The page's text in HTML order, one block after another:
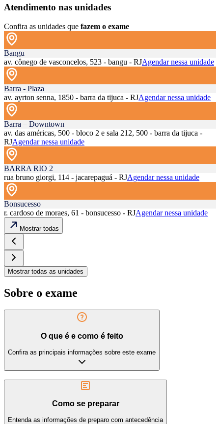
Atendimento nas unidades
Confira as unidades que fazem o exame
Bangu
av. cônego de vasconcelos, 523 - bangu - RJAgendar nessa unidade
Barra - Plaza
av. ayrton senna, 1850 - barra da tijuca - RJAgendar nessa unidade
Barra – Downtown
av. das américas, 500 - bloco 2 e sala 212, 500 - barra da tijuca -
RJAgendar nessa unidade
BARRA RIO 2
rua bruno giorgi, 114 - jacarepaguá - RJAgendar nessa unidade
Bonsucesso
r. cardoso de moraes, 61 - bonsucesso - RJAgendar nessa unidade
Mostrar todas
Mostrar todas as unidades
Sobre o exame
O que é e como é feito
Confira as principais informações sobre este exame
Como se preparar
Entenda as informações de preparo com antecedência